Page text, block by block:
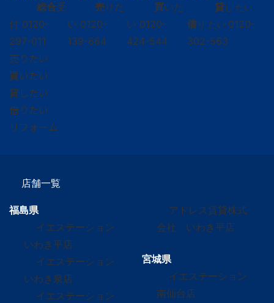
総合受
付 0120-
297-011
売りた
い 0120-
139-664
買いた
い 0120-
424-544
貸し たい
借り たい 0120-
302-563
売りたい
買いたい
貸したい
借りたい
リフォーム
店舗一覧
福島県
イエステーション
いわき平店
イエステーション
いわき泉店
イエステーション
アドレス賃貸株式
会社 いわき平店
宮城県
イエステーション
南仙台店